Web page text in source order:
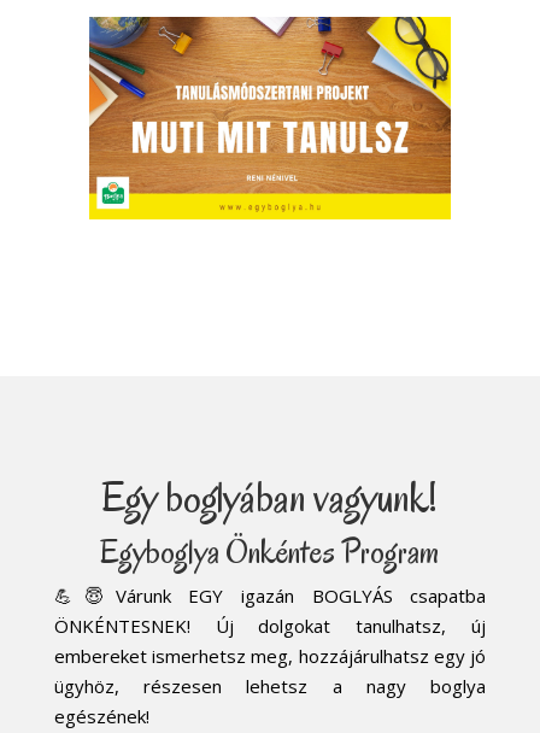
Egy boglyában vagyunk!
Egyboglya Önkéntes Program
💪😇Várunk EGY igazán BOGLYÁS csapatba
ÖNKÉNTESNEK! Új dolgokat tanulhatsz, új
embereket ismerhetsz meg, hozzájárulhatsz egy jó
ügyhöz, részesen lehetsz a nagy boglya
egészének!